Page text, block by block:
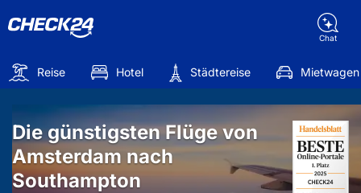
Chat
Reise Hotel Städtereise Mietwagen
Die günstigsten Flüge von
Amsterdam nach
Southampton